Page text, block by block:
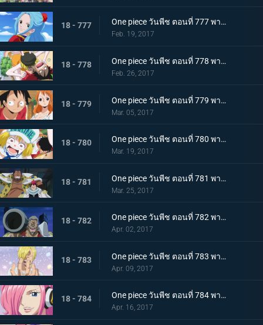
18 - 777 One piece วันพีช ตอนที่ 777 พากย์ไทย ไปเรเวอรี่ เจ้าหญิงวีวี่กับเจ้าหญิงชิราโอชิ
Feb. 19, 2017
18 - 778 One piece วันพีช ตอนที่ 778 พากย์ไทย ไปเรเวอรี่ รีเบคก้ากับราชอาณาจักรซากุระ
Feb. 26, 2017
18 - 779 One piece วันพีช ตอนที่ 779 พากย์ไทย ไคโดอีกครั้ง มหันตภัยที่รุกคืบยุคสมัยแห่ง
Mar. 05, 2017
18 - 780 One piece วันพีช ตอนที่ 780 พากย์ไทย การต่อสู้กับความหิว ลูฟี่กับนายทหารรุ่นใหม่
Mar. 19, 2017
18 - 781 One piece วันพีช ตอนที่ 781 พากย์ไทย ชายสามคนผู้ยึดมั่น มหกรรมไล่ล่ากลุ่มหมวกฟาง
Mar. 25, 2017
18 - 782 One piece วันพีช ตอนที่ 782 พากย์ไทย หมัดปีศาจตัดสินชี้ชะตา! ลูฟี่ปะทะแกรนท์!
Apr. 02, 2017
18 - 783 One piece วันพีช ตอนที่ 783 พากย์ไทย ซันจิกลับบ้าน สู่อาณาจักรของบิ๊กมัม
Apr. 09, 2017
18 - 784 One piece วันพีช ตอนที่ 784 พากย์ไทย 0 กับ 4 เผชิญหน้า ! เจอร์ม่า 66
Apr. 16, 2017